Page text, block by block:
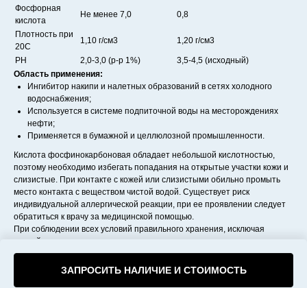
ЗАПРОСИТЬ НАЛИЧИЕ И СТОИМОСТЬ
Фосфорная
кислота
Не менее 7,0 0,8
Плотность при
20С
1,10 г/см3 1,20 г/см3
PH 2,0-3,0 (р-р 1%)
3,5-4,5 (исходный)
Область применения:
Ингибитор накипи и налетных образований в сетях холодного
водоснабжения;
Используется в системе подпиточной воды на месторождениях
нефти;
Применяется в бумажной и целлюлозной промышленности.
Кислота фосфинокарбоновая обладает небольшой кислотностью,
поэтому необходимо избегать попадания на открытые участки кожи и
слизистые. При контакте с кожей или слизистыми обильно промыть
место контакта с веществом чистой водой. Существует риск
индивидуальной аллергической реакции, при ее проявлении следует
обратиться к врачу за медицинской помощью.
При соблюдении всех условий правильного хранения, исключая
воздействие солнечного света и влаги, товар может сохранять свои
свойства до одного года.